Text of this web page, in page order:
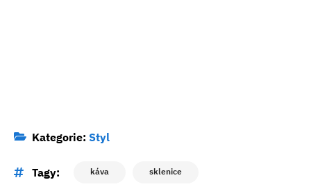
Kategorie: Styl
Tagy: káva sklenice